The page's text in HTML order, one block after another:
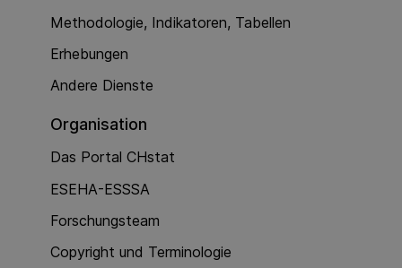
Methodologie, Indikatoren, Tabellen
Erhebungen
Andere Dienste
Organisation
Das Portal CHstat
ESEHA-ESSSA
Forschungsteam
Copyright und Terminologie